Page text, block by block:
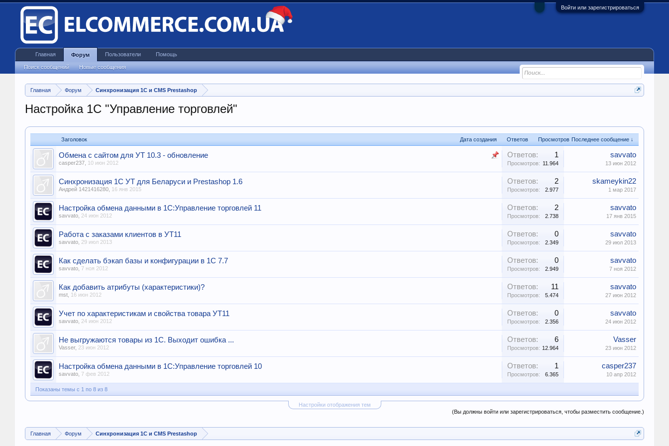
Войти или зарегистрироваться
Главная Форум Синхронизация 1С и CMS Prestashop
Настройка 1С "Управление торговлей"
Заголовок Дата создания Ответов Просмотров Последнее сообщение ↓
Обмена с сайтом для УТ 10.3 - обновление
casper237 10 июн 2012
Ответов: 1
Просмотров: 11.964
savvato
13 июн 2012
Синхронизация 1С УТ для Беларуси и Prestashop 1.6
Андрей 1421416280 16 янв 2015
Ответов: 2
Просмотров: 2.977
skameykin22
1 мар 2017
Настройка обмена данными в 1С:Управление торговлей 11
savvato 24 июн 2012
Ответов: 2
Просмотров: 2.738
savvato
17 янв 2015
Работа с заказами клиентов в УТ11
savvato 29 июл 2013
Ответов: 0
Просмотров: 2.349
savvato
29 июл 2013
Как сделать бэкап базы и конфигурации в 1С 7.7
savvato 7 ноя 2012
Ответов: 0
Просмотров: 2.949
savvato
7 ноя 2012
Как добавить атрибуты (характеристики)?
mst 16 июн 2012
Ответов: 11
Просмотров: 5.474
savvato
27 июн 2012
Учет по характеристикам и свойства товара УТ11
savvato 24 июн 2012
Ответов: 0
Просмотров: 2.356
savvato
24 июн 2012
Не выгружаются товары из 1С. Выходит ошибка ...
Vasser, 23 июн 2012
Ответов: 6
Просмотров: 12.964
Vasser
23 июн 2012
Настройка обмена данными в 1С:Управление торговлей 10
savvato 7 фев 2012
Ответов: 1
Просмотров: 6.365
casper237
10 апр 2012
Показаны темы с 1 по 8 из 8
Настройки отображения тем
(Вы должны войти или зарегистрироваться, чтобы разместить сообщение.)
Главная Форум Синхронизация 1С и CMS Prestashop
Главная Форум
Поиск сообщений Новые сообщения
Пользователи Помощь